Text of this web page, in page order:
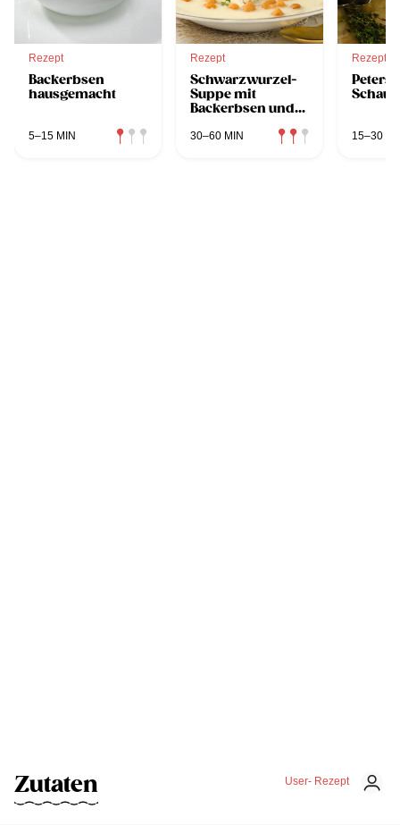
Rezept
Backerbsen
hausgemacht
5–15 MIN
Rezept
Schwarzwurzel-
Suppe mit
Backerbsen und
30–60 MIN
Rezept
15–30
User- Rezept
Zutaten